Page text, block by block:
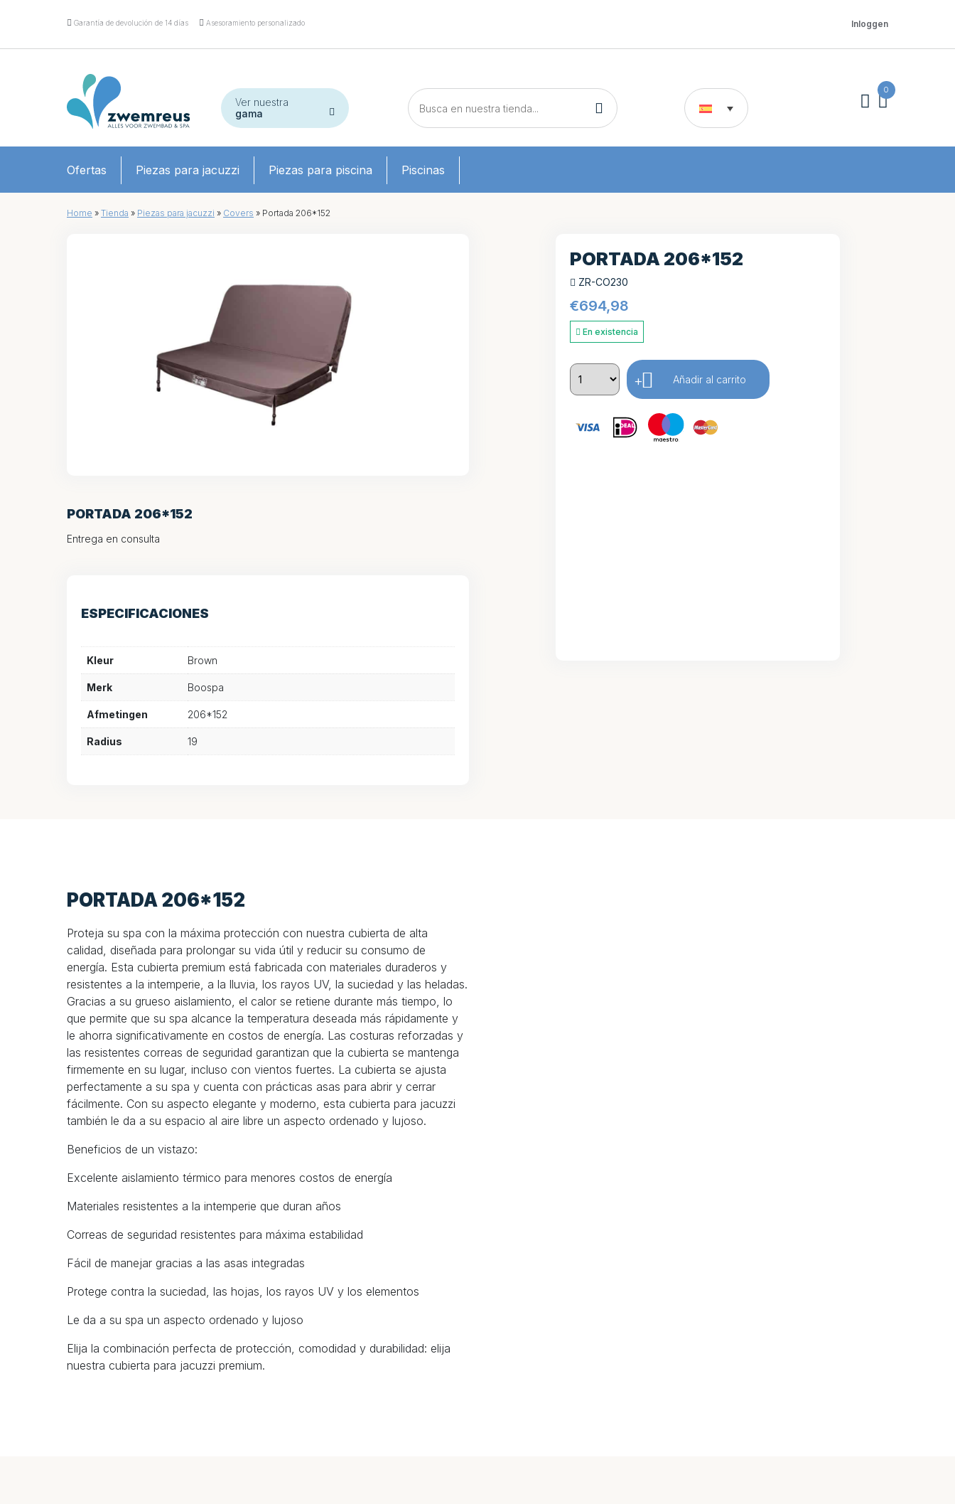
Garantía de devolución de 14 días Asesoramiento personalizado Inloggen
Ver nuestra
gama
0
Ofertas Piezas para jacuzzi Piezas para piscina Piscinas
Home » Tienda » Piezas para jacuzzi » Covers » Portada 206*152
PORTADA 206*152
Entrega en consulta
ESPECIFICACIONES
Kleur Brown
Merk Boospa
Afmetingen 206*152
Radius 19
PORTADA 206*152
ZR-CO230
€694,98
En existencia
+ Añadir al carrito
PORTADA 206*152
Proteja su spa con la máxima protección con nuestra cubierta de alta
calidad, diseñada para prolongar su vida útil y reducir su consumo de
energía. Esta cubierta premium está fabricada con materiales duraderos y
resistentes a la intemperie, a la lluvia, los rayos UV, la suciedad y las heladas.
Gracias a su grueso aislamiento, el calor se retiene durante más tiempo, lo
que permite que su spa alcance la temperatura deseada más rápidamente y
le ahorra significativamente en costos de energía. Las costuras reforzadas y
las resistentes correas de seguridad garantizan que la cubierta se mantenga
firmemente en su lugar, incluso con vientos fuertes. La cubierta se ajusta
perfectamente a su spa y cuenta con prácticas asas para abrir y cerrar
fácilmente. Con su aspecto elegante y moderno, esta cubierta para jacuzzi
también le da a su espacio al aire libre un aspecto ordenado y lujoso.
Beneficios de un vistazo:
Excelente aislamiento térmico para menores costos de energía
Materiales resistentes a la intemperie que duran años
Correas de seguridad resistentes para máxima estabilidad
Fácil de manejar gracias a las asas integradas
Protege contra la suciedad, las hojas, los rayos UV y los elementos
Le da a su spa un aspecto ordenado y lujoso
Elija la combinación perfecta de protección, comodidad y durabilidad: elija
nuestra cubierta para jacuzzi premium.